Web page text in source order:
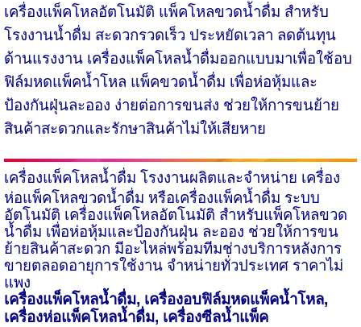
เครื่องแพ็คโหลอัตโนมัติ แพ็คโหลขวดน้ำดื่ม สำหรับ
โรงงานน้ำดื่ม สะดวกรวดเร็ว ประหยัดเวลา ลดต้นทุน
ด้านแรงงาน เครื่องแพ็คโหลน้ำดื่มออกแบบมาเพื่อใช้อบ
ฟิล์มหดแพ็คน้ำโหล แพ็คขวดน้ำดื่ม เพื่อห่อหุ้มและ
ป้องกันฝุ่นละออง ง่ายต่อการขนส่ง ช่วยให้การขนย้าย
สินค้าสะดวกและรักษาสินค้าไม่ให้เสียหาย
เครื่องแพ็คโหลน้ำดื่ม โรงงานผลิตและจำหน่าย เครื่อง
ห่อแพ็คโหลขวดน้ำดื่ม หรือเครื่องแพ็คน้ำดื่ม ระบบ
อัตโนมัติ เครื่องแพ็คโหลอัตโนมัติ สำหรับแพ็คโหลขวด
น้ำดื่ม เพื่อห่อหุ้มและป้องกันฝุ่น ละออง ช่วยให้การขน
ย้ายสินค้าสะดวก มีอะไหล่พร้อมทีมช่างบริการหลังการ
ขายตลอดอายุการใช้งาน จำหน่ายทั่วประเทศ ราคาไม่
แพง
เครื่องแพ็คโหลน้ำดื่ม, เครื่องอบฟิล์มหดแพ็คน้ำโหล,
เครื่องห่อแพ็คโหลน้ำดื่ม, เครื่องซีลน้ำแพ็ค